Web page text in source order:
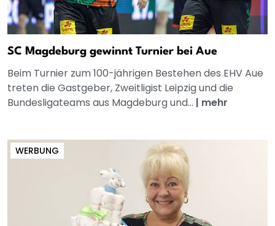
SC Magdeburg gewinnt Turnier bei Aue
Beim Turnier zum 100-jährigen Bestehen des EHV Aue
treten die Gastgeber, Zweitligist Leipzig und die
Bundesligateams aus Magdeburg und... | mehr
WERBUNG